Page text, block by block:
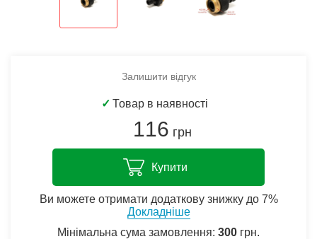
Залишити відгук
✓ Товар в наявності
116 грн
Купити
Ви можете отримати додаткову знижку до 7%
Докладніше
Мінімальна сума замовлення: 300 грн.